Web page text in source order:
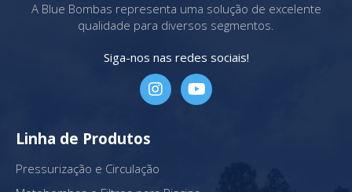
A Blue Bombas representa uma solução de excelente
qualidade para diversos segmentos.
Siga-nos nas redes sociais!
Linha de Produtos
Pressurização e Circulação